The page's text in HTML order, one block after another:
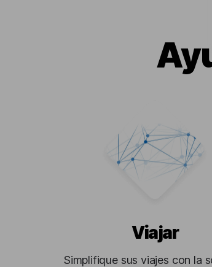
Viajar
Simplifique sus viajes con la